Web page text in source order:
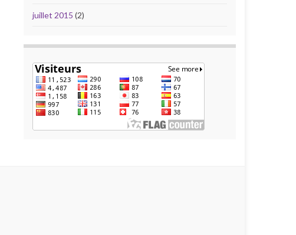
juillet 2015 (2)